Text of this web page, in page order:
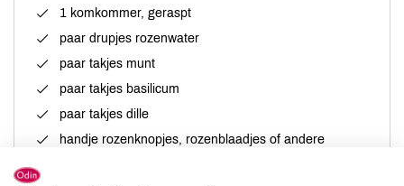
1 komkommer, geraspt
paar drupjes rozenwater
paar takjes munt
paar takjes basilicum
paar takjes dille
handje rozenknopjes, rozenblaadjes of andere